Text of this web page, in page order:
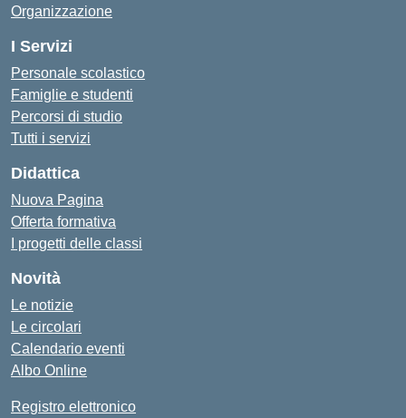
Organizzazione
I Servizi
Personale scolastico
Famiglie e studenti
Percorsi di studio
Tutti i servizi
Didattica
Nuova Pagina
Offerta formativa
I progetti delle classi
Novità
Le notizie
Le circolari
Calendario eventi
Albo Online
Registro elettronico